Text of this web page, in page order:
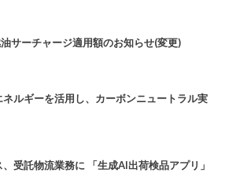
サーチャージ適用額のお知らせ(変更)
ルギーを活用し、カーボンニュートラル実
受託物流業務に 「生成AI出荷検品アプリ」